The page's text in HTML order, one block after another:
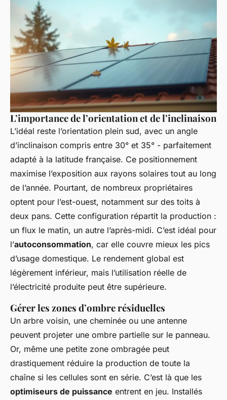
L’importance de l’orientation et de l’inclinaison
L’idéal reste l’orientation plein sud, avec un angle
d’inclinaison compris entre 30° et 35° - parfaitement
adapté à la latitude française. Ce positionnement
maximise l’exposition aux rayons solaires tout au long
de l’année. Pourtant, de nombreux propriétaires
optent pour l’est-ouest, notamment sur des toits à
deux pans. Cette configuration répartit la production :
un flux le matin, un autre l’après-midi. C’est idéal pour
l’autoconsommation, car elle couvre mieux les pics
d’usage domestique. Le rendement global est
légèrement inférieur, mais l’utilisation réelle de
l’électricité produite peut être supérieure.
Gérer les zones d’ombre résiduelles
Un arbre voisin, une cheminée ou une antenne
peuvent projeter une ombre partielle sur le panneau.
Or, même une petite zone ombragée peut
drastiquement réduire la production de toute la
chaîne si les cellules sont en série. C’est là que les
optimiseurs de puissance entrent en jeu. Installés